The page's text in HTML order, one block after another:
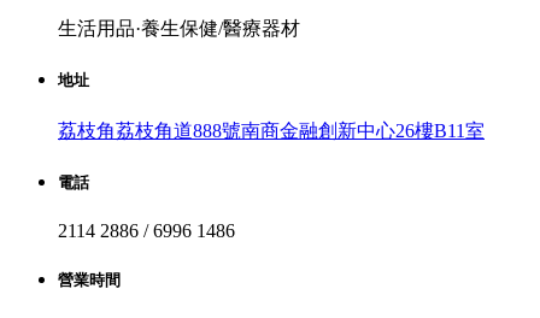
生活用品·養生保健/醫療器材
地址
荔枝角荔枝角道888號南商金融創新中心26樓B11室
電話
2114 2886 / 6996 1486
營業時間